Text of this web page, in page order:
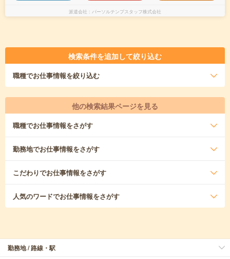
派遣会社 パーソルテンプスタッフ株式会社
検索条件を追加して絞り込む
職種でお仕事情報を絞り込む
他の検索結果ページを見る
職種でお仕事情報をさがす
勤務地でお仕事情報をさがす
こだわりでお仕事情報をさがす
人気のワードでお仕事情報をさがす
勤務地 / 路線・駅